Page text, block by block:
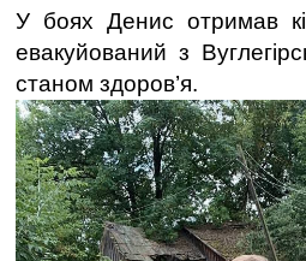
У боях Денис отримав
евакуйований з
станом здоров’я.